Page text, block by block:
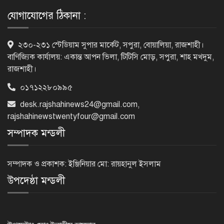
‘জেন-জি’ই ‘দেশের চালিকা শক্তি’, আগের
মন্তব্য থেকে ইউ-টার্ন কঙ্গনা রনৌতের
জেনে নিন মুক্তির উপায়
অঞ্চলে হতে পারে ভারী বর্ষণ
যোগাযোগের ঠিকানা :
২৩০-২৩১ স্টেডিয়াম সুপার মার্কেট, সপুরা, বোয়ালিয়া, রাজশাহী।
বাণিজ্যিক কার্যালয়: একান্ত আপন ভিলা, টিটিসি মোড়, সপুরা, শাহ মখদুম,
রাজশাহী।
০১৭১২২৮০৯৯৫
desk.rajshahinews24@gmail.com,
rajshahinewstwentyfour@gmail.com
সম্পাদক মন্ডলী
সম্পাদক ও প্রকাশক: ইঞ্জিনিয়ার মো: রায়হানুল ইসলাম
উপদেষ্ঠা মন্ডলী